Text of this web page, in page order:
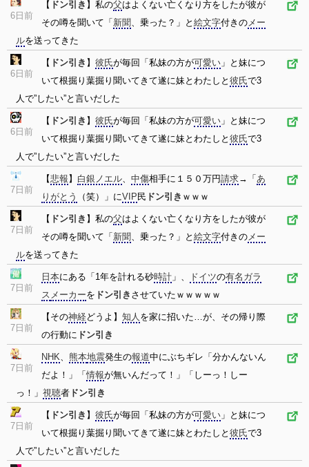
6日前
【 ドン引き 】私の父はよくない亡くなり方をしたが彼が
その噂を聞いて「 新聞、乗った？」と 絵文字付きのメー
ルを送ってきた
6日前
【 ドン引き 】 彼氏が毎回「私妹の方が可愛い 」と妹につ
いて根掘り葉掘り聞いてきて遂に妹とわたしと 彼氏で3
人で”したい”と言いだした
6日前
【 ドン引き 】 彼氏が毎回「私妹の方が可愛い 」と妹につ
いて根掘り葉掘り聞いてきて遂に妹とわたしと 彼氏で3
人で”したい”と言いだした
7日前
【悲報 】 白銀ノエル、 中傷相手に１５０万円請求→「 あ
りがとう
（笑）」にVIP 民 ドン引き ｗｗｗ
7日前
【 ドン引き 】私の父はよくない亡くなり方をしたが彼が
その噂を聞いて「 新聞、乗った？」と 絵文字付きのメー
ルを送ってきた
7日前
日本にある「1年を計れる砂時計 」、 ドイツの有名 ガラ
ス メーカーを ドン引き させていたｗｗｗｗｗ
7日前
【その神経どうよ】 知人 を家に招いた…が、その帰り際
の行動に ドン引き
7日前
NHK、 熊本地震発生の報道中にぶちギレ「分かんないん
だよ！」「情報が無いんだって！」「しーっ！しー
っ！」 視聴者 ドン引き
7日前
【 ドン引き 】 彼氏が毎回「私妹の方が可愛い 」と妹につ
いて根掘り葉掘り聞いてきて遂に妹とわたしと 彼氏で3
人で”したい”と言いだした